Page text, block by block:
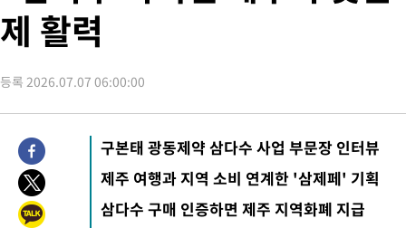
례 큰 폭발음
-7970초 전 > [속보]美, 폴리실리콘 수입 규제…파생제품 15% 관세, 120일
효
-6121초 전 > [속보]트럼프, 美 원정출산 금지 행정명령 서명
-27879초 전 >[속보] 7월 중국 수출 23.9%↑ 수입 27.5%↑…무역총액
25.3%↑
-25039초 전 >[속보]'채상병 순직 책임' 임성근, 항소심도 징역 3년
-24905초 전 >
[속보]종합특검, '관저이전 봐주기 감사' 유병호 구속기소
-21505초 전 >
민주 콩고 에볼라환자 4천명 돌파, 4053명 발생 1850명 사망
-20755초 전 >
-19949초 전 >
"미 전국적 살모네라 식중독 원인은 멕시코산 할라피뇨"--
제 활력
등록 2026.07.07 06:00:00
구본태 광동제약 삼다수 사업 부문장 인터뷰
제주 여행과 지역 소비 연계한 '삼제페' 기획
삼다수 구매 인증하면 제주 지역화폐 지급